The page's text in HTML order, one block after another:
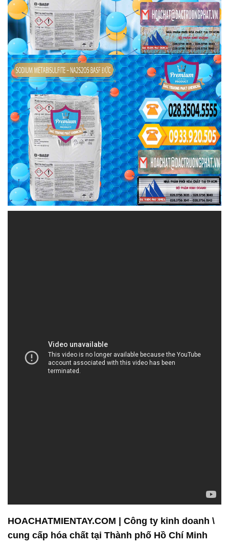
HOACHATMIENTAY.COM | Công ty kinh doanh \
cung cấp hóa chất tại Thành phố Hồ Chí Minh